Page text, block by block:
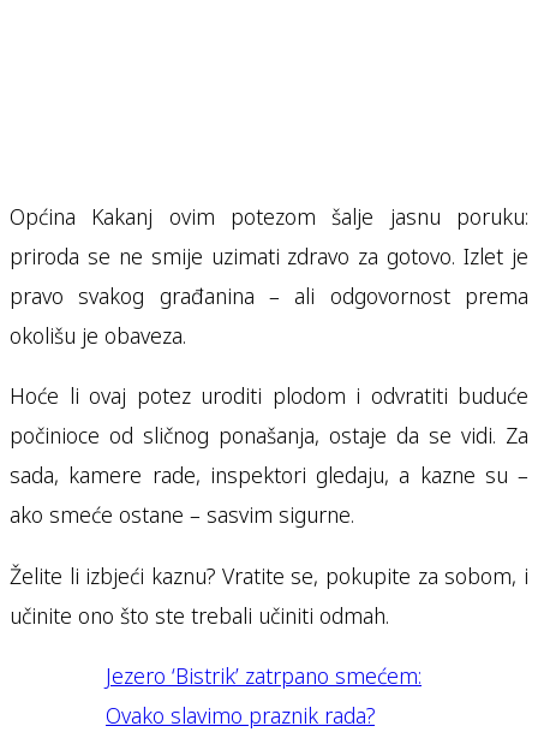
Općina Kakanj ovim potezom šalje jasnu poruku:
priroda se ne smije uzimati zdravo za gotovo. Izlet je
pravo svakog građanina – ali odgovornost prema
okolišu je obaveza.
Hoće li ovaj potez uroditi plodom i odvratiti buduće
počinioce od sličnog ponašanja, ostaje da se vidi. Za
sada, kamere rade, inspektori gledaju, a kazne su –
ako smeće ostane – sasvim sigurne.
Želite li izbjeći kaznu? Vratite se, pokupite za sobom, i
učinite ono što ste trebali učiniti odmah.
Jezero ‘Bistrik’ zatrpano smećem:
Ovako slavimo praznik rada?